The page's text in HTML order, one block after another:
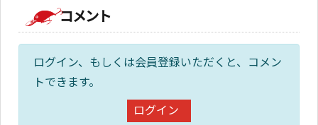
コメント
ログイン、もしくは会員登録いただくと、コメン
トできます。
ログイン